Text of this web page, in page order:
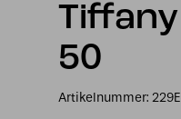
50
Artikelnummer: